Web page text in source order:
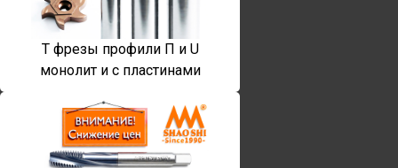
T фрезы профили П и U
монолит и с пластинами